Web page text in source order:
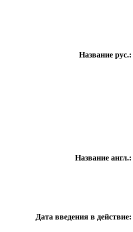
Название рус.:
Название англ.:
Дата введения в действие: